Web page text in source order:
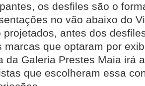
os desfiles são o
no vão abaixo do
projetados, antes dos
marcas que optaram por
da Galeria Prestes Maia irá
que escolheram essa